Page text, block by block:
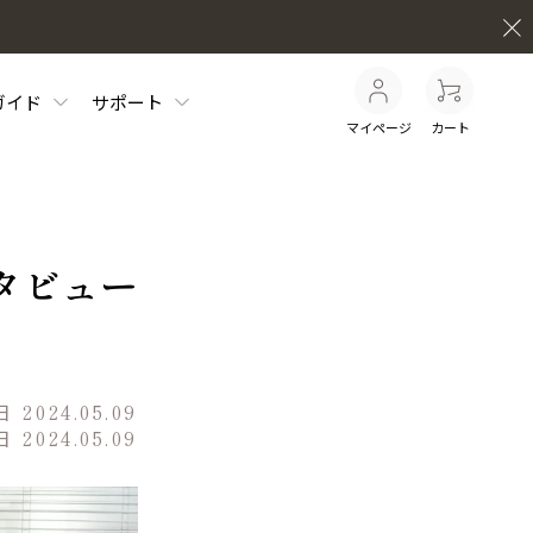
ド サポート
マイページ カート
ビュー
2024.05.09
2024.05.09